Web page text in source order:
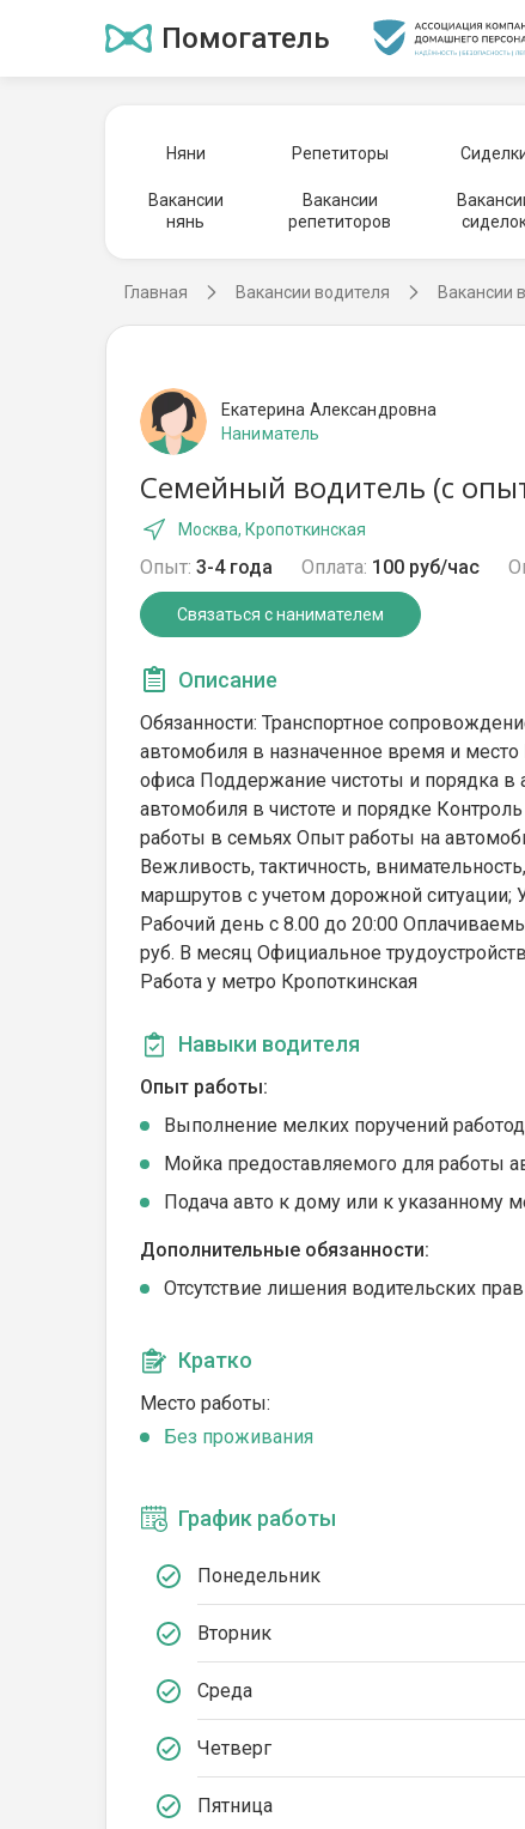
Помогатель
Няни Репетиторы
Вакансии
нянь
Вакансии
репетиторов
Главная Вакансии водителя Вакансии
Екатерина Александровна
Наниматель
Семейный водитель (с
Москва, Кропоткинская
Опыт: 3-4 года Оплата: 100 руб/час
Связаться с нанимателем
Описание
Обязанности: Транспортное
автомобиля в назначенное время и
офиса Поддержание чистоты и порядка
автомобиля в чистоте и порядке
работы в семьях Опыт работы на
Вежливость, тактичность,
маршрутов с учетом дорожной
Рабочий день с 8.00 до 20:00
руб. В месяц Официальное
Работа у метро Кропоткинская
Навыки водителя
Опыт работы:
Выполнение мелких поручений
Мойка предоставляемого для работы
Подача авто к дому или к указанному
Дополнительные обязанности:
Отсутствие лишения водительских прав
Кратко
Место работы:
Без проживания
График работы
Понедельник
Вторник
Среда
Четверг
Пятница